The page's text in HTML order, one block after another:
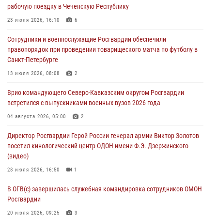
Росгвардейцы задержали мужчину, открывшего стрельбу в
Подмосковье (видео)
Росгвардейцы провели выставку вооружения для участников сбора
«Гвардеец» в Пензе (видео)
06 августа 2026, 12:00
В Курске росгвардейцы приняли участие в митинге, посвященном
второй годовщине вторжения ВСУ на территорию области
06 августа 2026, 11:56 4
В Санкт-Петербурге наряд Росгвардии задержал правонарушителя,
угрожавшего подростку травматическим пистолетом
06 августа 2026, 11:33
рабочую поездку в Чеченскую Республику
23 июля 2026, 16:10 6
Сотрудники и военнослужащие Росгвардии обеспечили
правопорядок при проведении товарищеского матча по футболу в
Санкт-Петербурге
13 июля 2026, 08:08 2
Врио командующего Северо-Кавказским округом Росгвардии
встретился с выпускниками военных вузов 2026 года
04 августа 2026, 05:00 2
Директор Росгвардии Герой России генерал армии Виктор Золотов
посетил кинологический центр ОДОН имени Ф.Э. Дзержинского
(видео)
28 июля 2026, 16:50 1
В ОГВ(с) завершилась служебная командировка сотрудников ОМОН
Росгвардии
20 июля 2026, 09:25 3